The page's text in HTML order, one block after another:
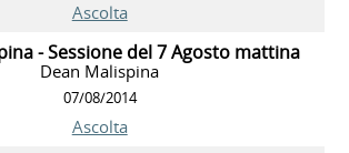
Ascolta
- Sessione del 7 Agosto mattina
Dean Malispina
07/08/2014
Ascolta